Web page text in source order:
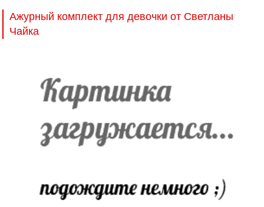
Ажурный комплект для девочки от Светланы
Чайка